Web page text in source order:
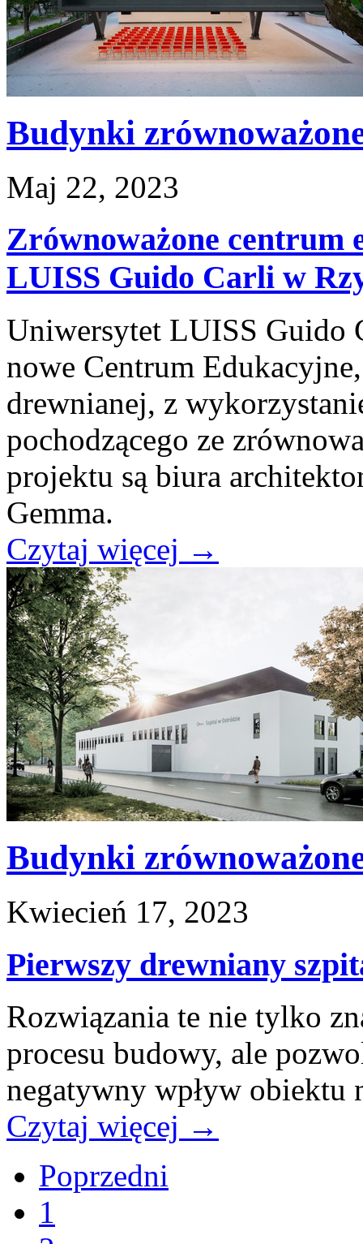
Budynki
Maj 22, 2023
Zrównoważone centrum
LUISS Guido Carli w
Uniwersytet LUISS Guido
nowe Centrum
drewnianej, z
pochodzącego ze
projektu są biura
Gemma.
Czytaj więcej →
Budynki
Kwiecień 17, 2023
Pierwszy drewniany
Rozwiązania te nie tylko
procesu budowy, ale
negatywny wpływ obiektu
Czytaj więcej →
Poprzedni
1